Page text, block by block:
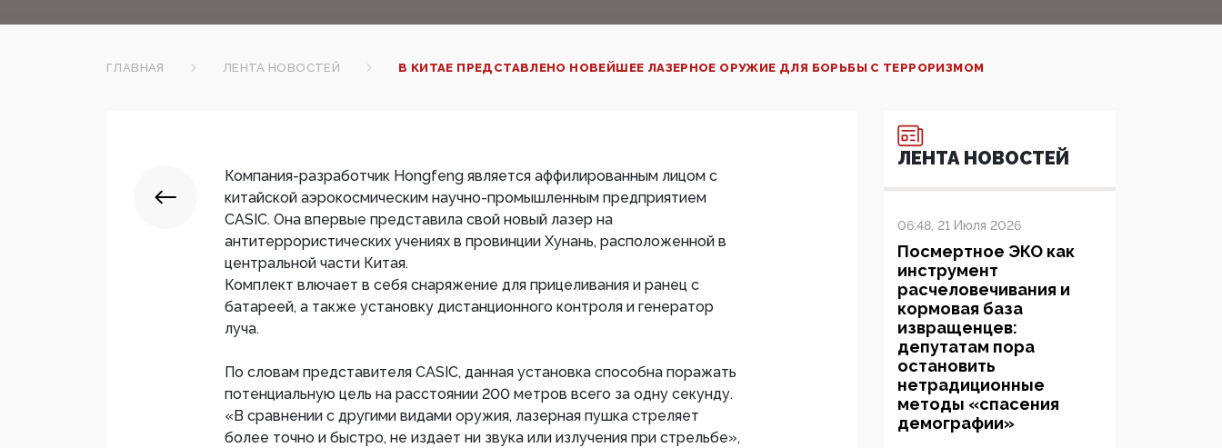
ГЛАВНАЯ ЛЕНТА НОВОСТЕЙ В КИТАЕ ПРЕДСТАВЛЕНО НОВЕЙШЕЕ ЛАЗЕРНОЕ ОРУЖИЕ ДЛЯ БОРЬБЫ С ТЕРРОРИЗМОМ‍
Компания-разработчик Hongfeng является аффилированным лицом с
китайской аэрокосмическим научно-промышленным предприятием
CASIC. Она впервые представила свой новый лазер на
антитеррористических учениях в провинции Хунань, расположенной в
центральной части Китая.
Комплект влючает в себя снаряжение для прицеливания и ранец с
батареей, а также установку дистанционного контроля и генератор
луча.
По словам представителя CASIC, данная установка способна поражать
потенциальную цель на расстоянии 200 метров всего за одну секунду.
«В сравнении с другими видами оружия, лазерная пушка стреляет
более точно и быстро, не издает ни звука или излучения при стрельбе»,
ЛЕНТА НОВОСТЕЙ
06:48, 21 Июля 2026
Посмертное ЭКО как
инструмент
расчеловечивания и
кормовая база
извращенцев:
депутатам пора
остановить
нетрадиционные
методы «спасения
демографии»